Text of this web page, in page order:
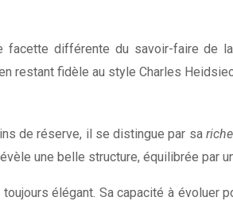
différente du savoir-faire de
restant fidèle au style Charles
de réserve, il se distingue par sa
une belle structure, équilibrée par
élégant. Sa capacité à évoluer